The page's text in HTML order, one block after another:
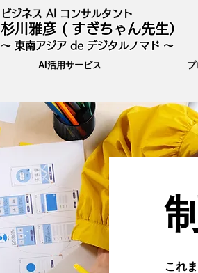
ビジネス AI コンサルタント
杉川雅彦 ( すぎちゃん先生）
〜 東南アジア de デジタルノマド 〜
AI活用サービス
これ